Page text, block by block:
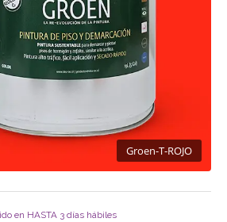
Groen-T-ROJO
en HASTA 3 días hábiles